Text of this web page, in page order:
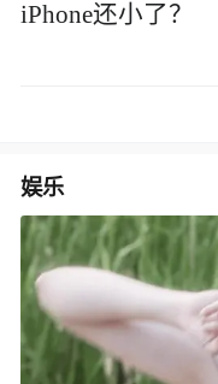
iPhone还小了？
娱乐